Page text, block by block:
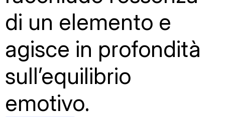
di un elemento e
agisce in profondità
sull’equilibrio
emotivo.